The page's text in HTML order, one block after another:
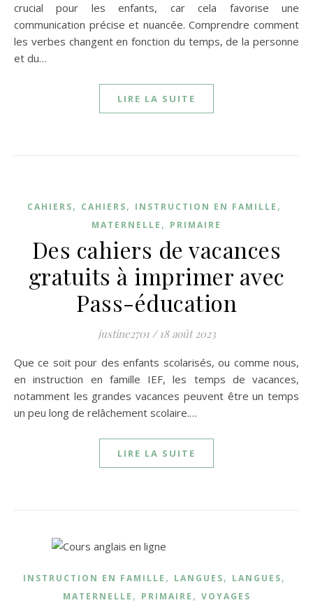
crucial pour les enfants, car cela favorise une
communication précise et nuancée. Comprendre comment
les verbes changent en fonction du temps, de la personne
et du…
LIRE LA SUITE
CAHIERS, CAHIERS, INSTRUCTION EN FAMILLE ,
MATERNELLE , PRIMAIRE
Des cahiers de vacances
gratuits à imprimer avec
Pass-éducation
justine2701 / 18 août 2023
Que ce soit pour des enfants scolarisés, ou comme nous,
en instruction en famille IEF, les temps de vacances,
notamment les grandes vacances peuvent être un temps
un peu long de relâchement scolaire.…
LIRE LA SUITE
INSTRUCTION EN FAMILLE , LANGUES, LANGUES,
MATERNELLE , PRIMAIRE , VOYAGES